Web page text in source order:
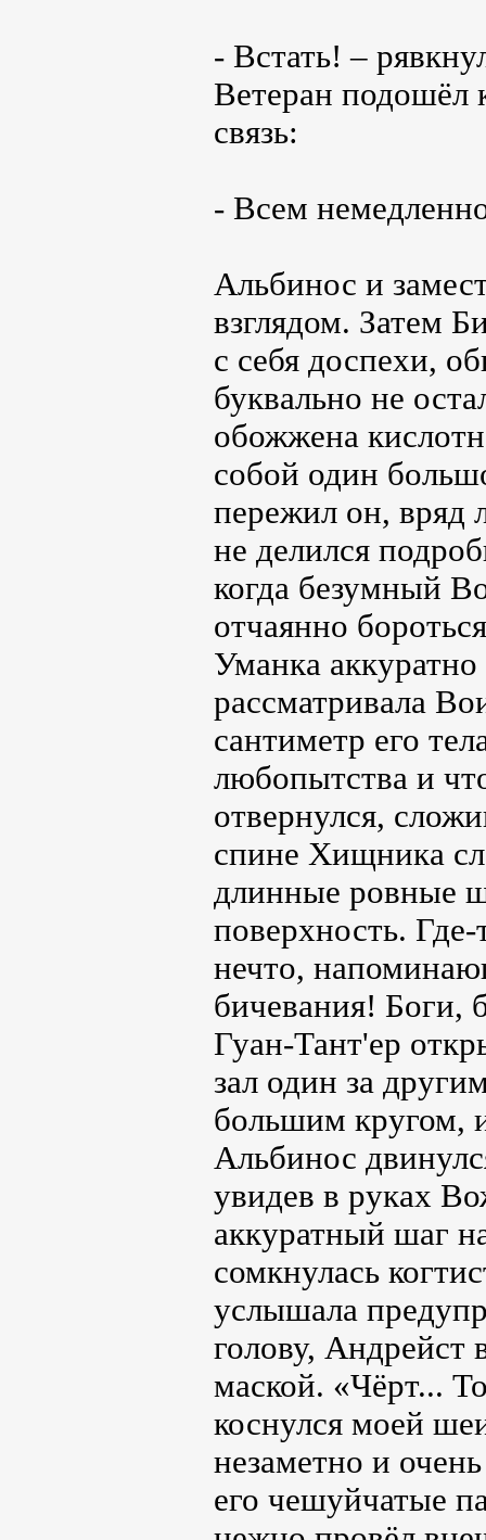
- Встать! –
Ветеран подошёл
связь:
- Всем
Альбинос и
взглядом. Затем
с себя доспехи,
буквально не
обожжена
собой один
пережил он, вряд
не делился
когда безумный
отчаянно
Уманка
рассматривала
сантиметр его
любопытства и
отвернулся,
спине Хищника
длинные ровные
поверхность.
нечто,
бичевания! Боги,
Гуан-Тант'ер
зал один за
большим кругом,
Альбинос
увидев в руках
аккуратный шаг
сомкнулась
услышала
голову, Андрейст
маской. «Чёрт...
коснулся моей
незаметно и
его чешуйчатые